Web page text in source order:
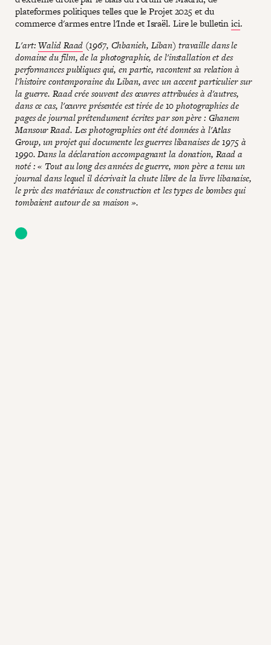
plateformes politiques telles que le Projet 2025 et du
commerce d'armes entre l'Inde et Israël. Lire le bulletinici.
L'art:Walid Raad (1967, Chbanieh, Liban) travaille dans le
domaine du film, de la photographie, de l'installation et des
performances publiques qui, en partie, racontent sa relation à
l'histoire contemporaine du Liban, avec un accent particulier sur
la guerre. Raad crée souvent des œuvres attribuées à d'autres,
dans ce cas, l'œuvre présentée est tirée de 10 photographies de
pages de journal prétendument écrites par son père : Ghanem
Mansour Raad. Les photographies ont été données à l'Atlas
Group, un projet qui documente les guerres libanaises de 1975 à
1990. Dans la déclaration accompagnant la donation, Raad a
noté : « Tout au long des années de guerre, mon père a tenu un
journal dans lequel il décrivait la chute libre de la livre libanaise,
le prix des matériaux de construction et les types de bombes qui
tombaient autour de sa maison ».